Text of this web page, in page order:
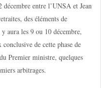
entre l’UNSA et Jean
des éléments de
aura les 9 ou 10 décembre,
de cette phase de
Premier ministre, quelques
arbitrages.